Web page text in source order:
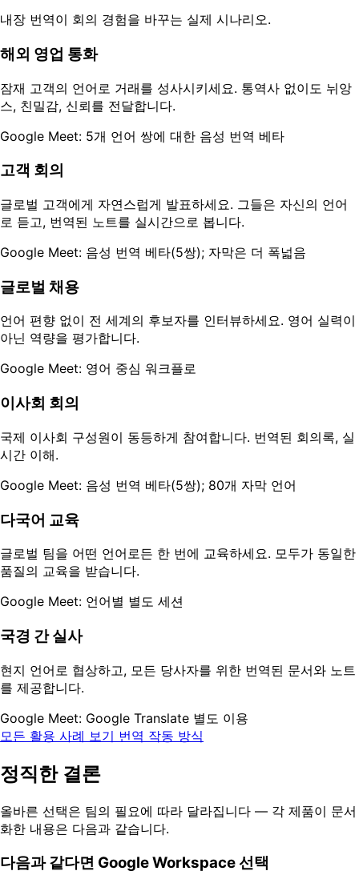
내장 번역이 회의 경험을 바꾸는 실제 시나리오.
해외 영업 통화
잠재 고객의 언어로 거래를 성사시키세요. 통역사 없이도 뉘앙
스, 친밀감, 신뢰를 전달합니다.
Google Meet: 5개 언어 쌍에 대한 음성 번역 베타
고객 회의
글로벌 고객에게 자연스럽게 발표하세요. 그들은 자신의 언어
로 듣고, 번역된 노트를 실시간으로 봅니다.
Google Meet: 음성 번역 베타(5쌍); 자막은 더 폭넓음
글로벌 채용
언어 편향 없이 전 세계의 후보자를 인터뷰하세요. 영어 실력이
아닌 역량을 평가합니다.
Google Meet: 영어 중심 워크플로
이사회 회의
국제 이사회 구성원이 동등하게 참여합니다. 번역된 회의록, 실
시간 이해.
Google Meet: 음성 번역 베타(5쌍); 80개 자막 언어
다국어 교육
글로벌 팀을 어떤 언어로든 한 번에 교육하세요. 모두가 동일한
품질의 교육을 받습니다.
Google Meet: 언어별 별도 세션
국경 간 실사
현지 언어로 협상하고, 모든 당사자를 위한 번역된 문서와 노트
를 제공합니다.
Google Meet: Google Translate 별도 이용
모든 활용 사례 보기 번역 작동 방식
정직한 결론
올바른 선택은 팀의 필요에 따라 달라집니다 — 각 제품이 문서
화한 내용은 다음과 같습니다.
다음과 같다면 Google Workspace 선택